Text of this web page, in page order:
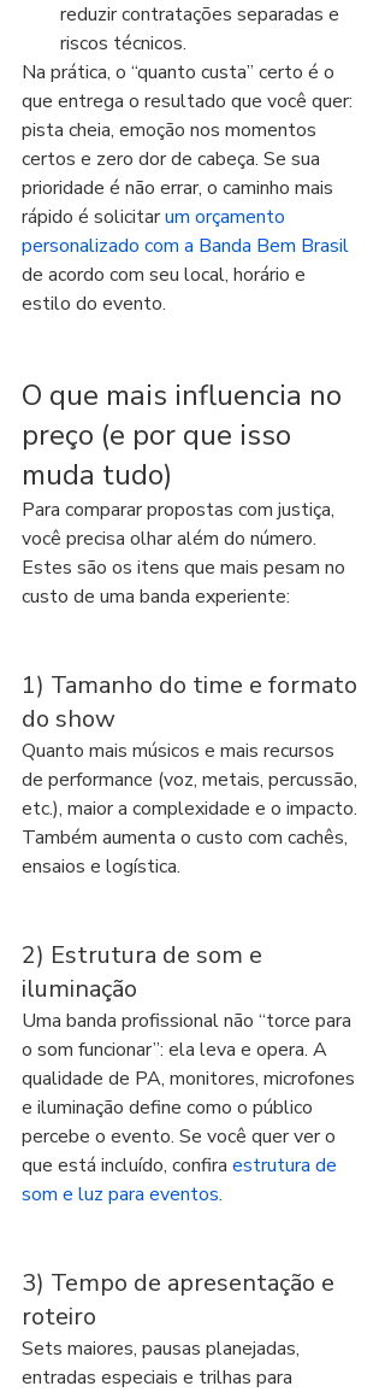
reduzir contratações separadas e
riscos técnicos.
Na prática, o “quanto custa” certo é o
que entrega o resultado que você quer:
pista cheia, emoção nos momentos
certos e zero dor de cabeça. Se sua
prioridade é não errar, o caminho mais
rápido é solicitar um orçamento
personalizado com a Banda Bem Brasil
de acordo com seu local, horário e
estilo do evento.
O que mais influencia no
preço (e por que isso
muda tudo)
Para comparar propostas com justiça,
você precisa olhar além do número.
Estes são os itens que mais pesam no
custo de uma banda experiente:
1) Tamanho do time e formato
do show
Quanto mais músicos e mais recursos
de performance (voz, metais, percussão,
etc.), maior a complexidade e o impacto.
Também aumenta o custo com cachês,
ensaios e logística.
2) Estrutura de som e
iluminação
Uma banda profissional não “torce para
o som funcionar”: ela leva e opera. A
qualidade de PA, monitores, microfones
e iluminação define como o público
percebe o evento. Se você quer ver o
que está incluído, confira estrutura de
som e luz para eventos.
3) Tempo de apresentação e
roteiro
Sets maiores, pausas planejadas,
entradas especiais e trilhas para